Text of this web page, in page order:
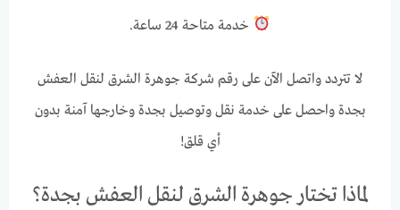
خدمة متاحة 24 ساعة.
لا تتردد واتصل الآن على رقم شركة جوهرة الشرق لنقل العفش
بجدة واحصل على خدمة نقل وتوصيل بجدة وخارجها آمنة بدون
أي قلق!
لماذا تختار جوهرة الشرق لنقل العفش بجدة؟